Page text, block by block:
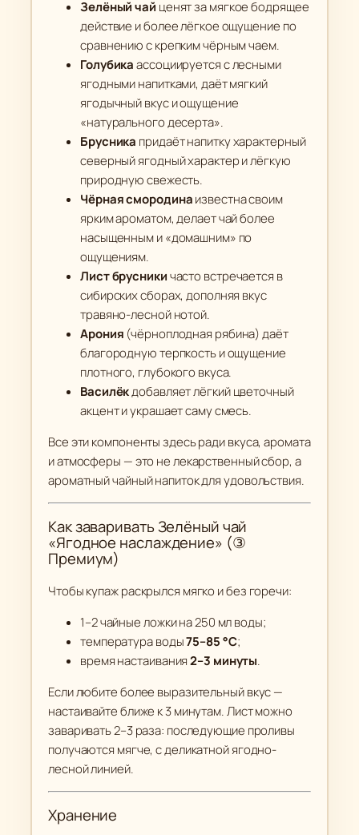
Зелёный чай ценят за мягкое бодрящее
действие и более лёгкое ощущение по
сравнению с крепким чёрным чаем.
Голубикаассоциируется с лесными
ягодными напитками, даёт мягкий
ягодычный вкус и ощущение
«натурального десерта».
Брусника придаёт напитку характерный
северный ягодный характер и лёгкую
природную свежесть.
Чёрная смородинаизвестна своим
ярким ароматом, делает чай более
насыщенным и «домашним» по
ощущениям.
Лист брусникичасто встречается в
сибирских сборах, дополняя вкус
травяно-лесной нотой.
Арония (чёрноплодная рябина) даёт
благородную терпкость и ощущение
плотного, глубокого вкуса.
Василёкдобавляет лёгкий цветочный
акцент и украшает саму смесь.
Все эти компоненты здесь ради вкуса, аромата
и атмосферы — это не лекарственный сбор, а
ароматный чайный напиток для удовольствия.
Как заваривать Зелёный чай
«Ягодное наслаждение» (③
Премиум)
Чтобы купаж раскрылся мягко и без горечи:
1–2 чайные ложки на 250 мл воды;
температура воды75–85 °C;
время настаивания2–3 минуты.
Если любите более выразительный вкус —
настаивайте ближе к 3 минутам. Лист можно
заваривать 2–3 раза: последующие проливы
получаются мягче, с деликатной ягодно-
лесной линией.
Хранение